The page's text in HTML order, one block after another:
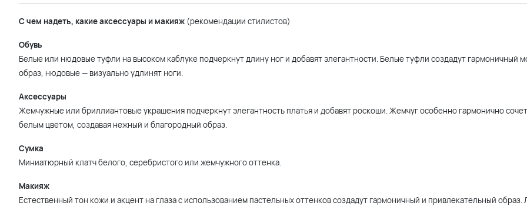
С чем надеть, какие аксессуары и макияж (рекомендации стилистов)
Обувь
Белые или нюдовые туфли на высоком каблуке подчеркнут длину ног и добавят элегантности. Белые туфли создадут гармоничный
образ, нюдовые — визуально удлинят ноги.
Аксессуары
Жемчужные или бриллиантовые украшения подчеркнут элегантность платья и добавят роскоши. Жемчуг особенно гармонично
белым цветом, создавая нежный и благородный образ.
Сумка
Миниатюрный клатч белого, серебристого или жемчужного оттенка.
Макияж
Естественный тон кожи и акцент на глаза с использованием пастельных оттенков создадут гармоничный и привлекательный образ.